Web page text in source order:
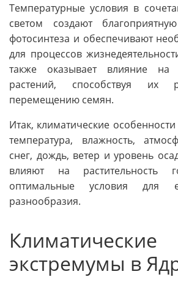
Температурные условия в
светом создают
фотосинтеза и обеспечивают
для процессов
также оказывает влияние на
растений, способствуя их
перемещению семян.
Итак, климатические
температура, влажность,
снег, дождь, ветер и уровень
влияют на растительность
оптимальные условия для
разнообразия.
Климатические
экстремумы в